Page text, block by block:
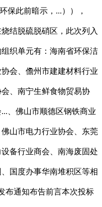
此前暗示，...）），
结脱硫脱硝区，此次列入
织单元有：海南省环保洁
会、儋州市建建材料行业
、南宁生鲜食物贸易协
、佛山市顺德区钢铁商业
山市电力行业协会、东莞
备行业商会、南海废固处
国度办事华南堆积区等相
布通知布告前言本次投标